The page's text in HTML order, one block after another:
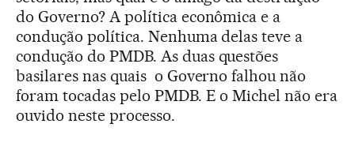
do Governo? A política econômica e a
condução política. Nenhuma delas teve a
condução do PMDB. As duas questões
basilares nas quais o Governo falhou não
foram tocadas pelo PMDB. E o Michel não era
ouvido neste processo.